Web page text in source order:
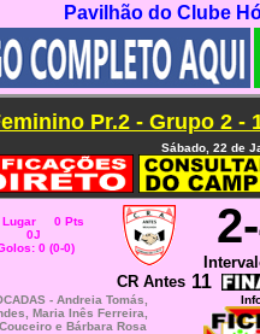
Pavilhão do Clube
Pr.2 - Grupo 2 -
Sábado, 22 de
Lugar 0 Pts
0J
0 (0-0)
CR Antes 11
- Andreia Tomás,
Maria Inês Ferreira,
e Bárbara Rosa